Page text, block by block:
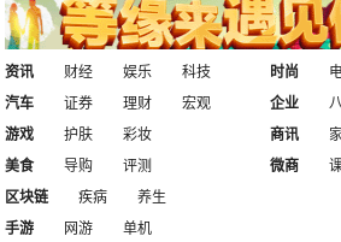
资讯 财经 娱乐
科技
汽车
证券 理财 宏观
时尚
企业
游戏
护肤
彩妆
美食
导购 评测
商讯
微商
区块链
疾病
养生
手游
网游 单机